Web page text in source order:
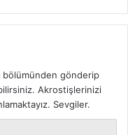
bölümünden gönderip
Akrostişlerinizi
Sevgiler.